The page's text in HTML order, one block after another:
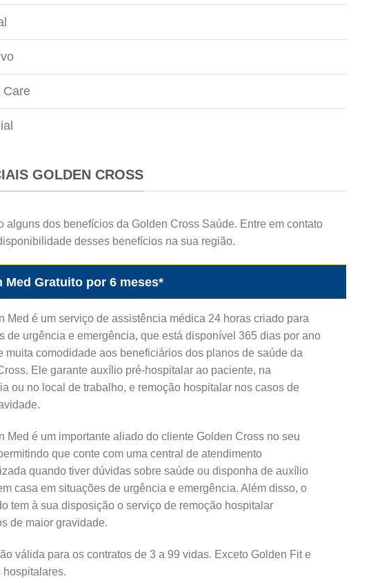
Care
GOLDEN CROSS
alguns dos benefícios da Golden Cross Saúde. Entre em contato
desses benefícios na sua região.
Med Gratuito por 6 meses*
Med é um serviço de assistência médica 24 horas criado para
de urgência e emergência, que está disponível 365 dias por ano
muita comodidade aos beneficiários dos planos de saúde da
Ele garante auxílio pré-hospitalar ao paciente, na
ou no local de trabalho, e remoção hospitalar nos casos de
Med é um importante aliado do cliente Golden Cross no seu
que conte com uma central de atendimento
quando tiver dúvidas sobre saúde ou disponha de auxílio
casa em situações de urgência e emergência. Além disso, o
tem à sua disposição o serviço de remoção hospitalar
de maior gravidade.
válida para os contratos de 3 a 99 vidas. Exceto Golden Fit e
hospitalares.